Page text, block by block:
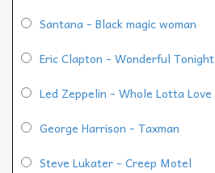
Santana - Black magic woman
Eric Clapton - Wonderful Tonight
Led Zeppelin - Whole Lotta Love
George Harrison - Taxman
Steve Lukater - Creep Motel